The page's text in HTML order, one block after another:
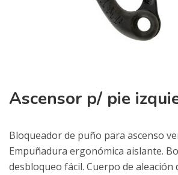
Ascensor p/ pie
Bloqueador de puño para ascenso
Empuñadura ergonómica aislante.
desbloqueo fácil. Cuerpo de aleación